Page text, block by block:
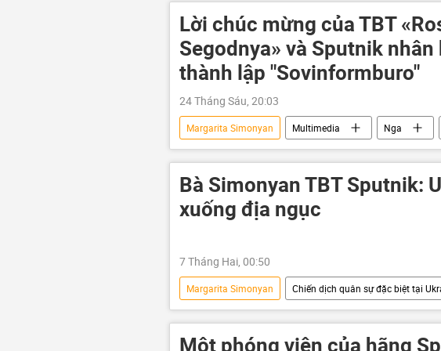
Lời chúc mừng của TBT
Segodnya» và Sputnik
thành lập "Sovinformburo"
24 Tháng Sáu, 20:03
Margarita Simonyan Multimedia Nga
Thế giới
Video
Bà Simonyan TBT Sputnik:
xuống địa ngục
7 Tháng Hai, 00:50
Margarita Simonyan Chiến dịch quân sự đặc biệt tại
MIA Rossiya Segodnya
Cuộc khủng hoảng ở
Vladimir Zelensky
Thế giới Donald Trump
Một phóng viên của hãng